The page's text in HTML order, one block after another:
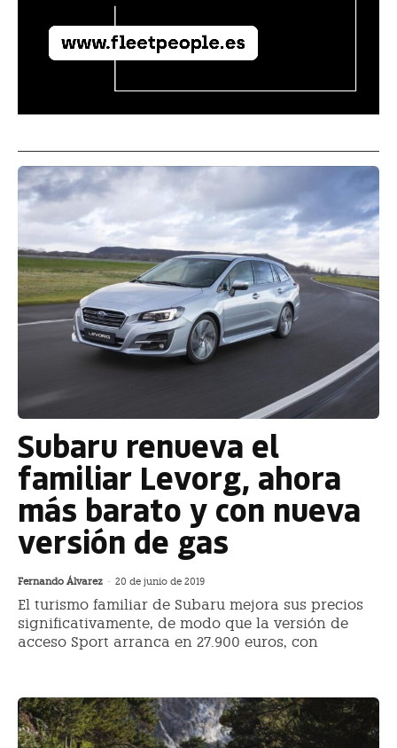
Subaru renueva el
familiar Levorg, ahora
más barato y con nueva
versión de gas
Fernando Álvarez - 20 de junio de 2019
El turismo familiar de Subaru mejora sus precios
significativamente, de modo que la versión de
acceso Sport arranca en 27.900 euros, con